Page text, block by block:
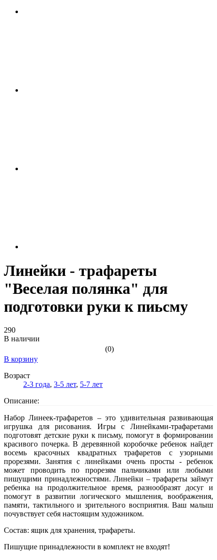
Линейки - трафареты
"Веселая полянка" для
подготовки руки к пиьсму
290
В наличии
(0)
В корзину
Возраст
2-3 года, 3-5 лет, 5-7 лет
Описание:
Набор Линеек-трафаретов – это удивительная развивающая
игрушка для рисования. Игры с Линейками-трафаретами
подготовят детские руки к письму, помогут в формировании
красивого почерка. В деревянной коробочке ребенок найдет
восемь красочных квадратных трафаретов с узорными
прорезями. Занятия с линейками очень просты - ребенок
может проводить по прорезям пальчиками или любыми
пишущими принадлежностями. Линейки – трафареты займут
ребенка на продолжительное время, разнообразят досуг и
помогут в развитии логического мышления, воображения,
памяти, тактильного и зрительного восприятия. Ваш малыш
почувствует себя настоящим художником.
Состав: ящик для хранения, трафареты.
Пишущие принадлежности в комплект не входят!